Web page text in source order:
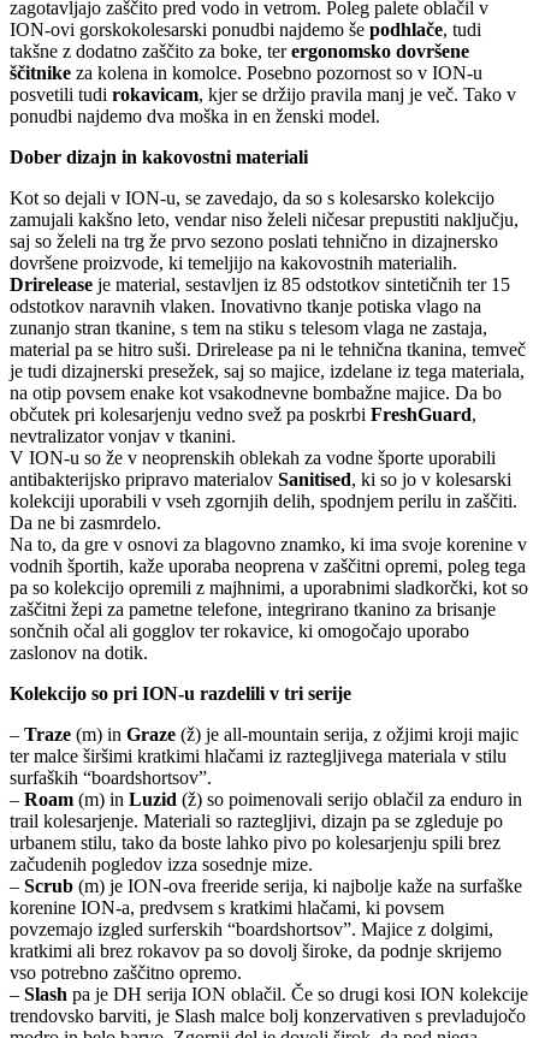
zagotavljajo zaščito pred vodo in vetrom. Poleg palete oblačil v
ION-ovi gorskokolesarski ponudbi najdemo še podhlače, tudi
takšne z dodatno zaščito za boke, terergonomsko dovršene
ščitnike za kolena in komolce. Posebno pozornost so v ION-u
posvetili tudi rokavicam, kjer se držijo pravila manj je več. Tako v
ponudbi najdemo dva moška in en ženski model.
Dober dizajn in kakovostni materiali
Kot so dejali v ION-u, se zavedajo, da so s kolesarsko kolekcijo
zamujali kakšno leto, vendar niso želeli ničesar prepustiti naključju,
saj so želeli na trg že prvo sezono poslati tehnično in dizajnersko
dovršene proizvode, ki temeljijo na kakovostnih materialih.
Drirelease je material, sestavljen iz 85 odstotkov sintetičnih ter 15
odstotkov naravnih vlaken. Inovativno tkanje potiska vlago na
zunanjo stran tkanine, s tem na stiku s telesom vlaga ne zastaja,
material pa se hitro suši. Drirelease pa ni le tehnična tkanina, temveč
je tudi dizajnerski presežek, saj so majice, izdelane iz tega materiala,
na otip povsem enake kot vsakodnevne bombažne majice. Da bo
občutek pri kolesarjenju vedno svež pa poskrbi FreshGuard,
nevtralizator vonjav v tkanini.
V ION-u so že v neoprenskih oblekah za vodne športe uporabili
antibakterijsko pripravo materialov Sanitised, ki so jo v kolesarski
kolekciji uporabili v vseh zgornjih delih, spodnjem perilu in zaščiti.
Da ne bi zasmrdelo.
Na to, da gre v osnovi za blagovno znamko, ki ima svoje korenine v
vodnih športih, kaže uporaba neoprena v zaščitni opremi, poleg tega
pa so kolekcijo opremili z majhnimi, a uporabnimi sladkorčki, kot so
zaščitni žepi za pametne telefone, integrirano tkanino za brisanje
sončnih očal ali gogglov ter rokavice, ki omogočajo uporabo
zaslonov na dotik.
Kolekcijo so pri ION-u razdelili v tri serije
– Traze (m) in Graze (ž) je all-mountain serija, z ožjimi kroji majic
ter malce širšimi kratkimi hlačami iz raztegljivega materiala v stilu
surfaških “boardshortsov”.
– Roam (m) in Luzid (ž) so poimenovali serijo oblačil za enduro in
trail kolesarjenje. Materiali so raztegljivi, dizajn pa se zgleduje po
urbanem stilu, tako da boste lahko pivo po kolesarjenju spili brez
začudenih pogledov izza sosednje mize.
– Scrub (m) je ION-ova freeride serija, ki najbolje kaže na surfaške
korenine ION-a, predvsem s kratkimi hlačami, ki povsem
povzemajo izgled surferskih “boardshortsov”. Majice z dolgimi,
kratkimi ali brez rokavov pa so dovolj široke, da podnje skrijemo
vso potrebno zaščitno opremo.
– Slash pa je DH serija ION oblačil. Če so drugi kosi ION kolekcije
trendovsko barviti, je Slash malce bolj konzervativen s prevladujočo